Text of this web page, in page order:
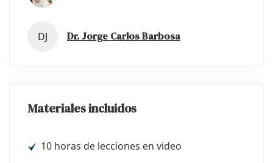
DJ Dr. Jorge Carlos Barbosa
Materiales incluidos
10 horas de lecciones en video